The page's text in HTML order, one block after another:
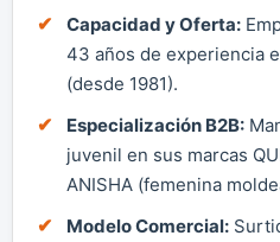
Capacidad y Oferta:
43 años de experiencia
(desde 1981).
Especialización B2B:
juvenil en sus marcas
ANISHA (femenina
Modelo Comercial: